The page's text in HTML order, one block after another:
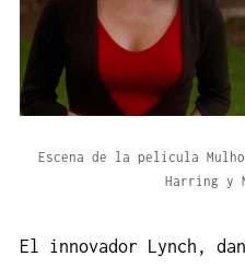
Escena de la película
Harring y
El innovador Lynch,